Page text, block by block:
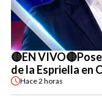
🔴EN
de la Espriella en
Hace2 horas